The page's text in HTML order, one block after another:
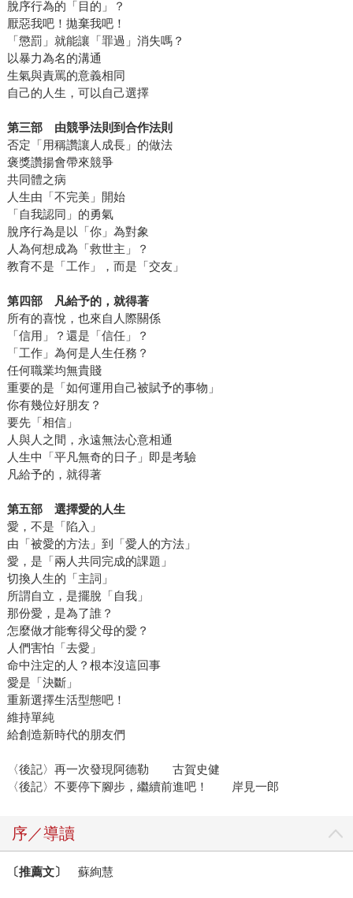
脫序行為的「目的」？
厭惡我吧！拋棄我吧！
「懲罰」就能讓「罪過」消失嗎？
以暴力為名的溝通
生氣與責罵的意義相同
自己的人生，可以自己選擇
第三部 由競爭法則到合作法則
否定「用稱讚讓人成長」的做法
褒獎讚揚會帶來競爭
共同體之病
人生由「不完美」開始
「自我認同」的勇氣
脫序行為是以「你」為對象
人為何想成為「救世主」？
教育不是「工作」，而是「交友」
第四部 凡給予的，就得著
所有的喜悅，也來自人際關係
「信用」？還是「信任」？
「工作」為何是人生任務？
任何職業均無貴賤
重要的是「如何運用自己被賦予的事物」
你有幾位好朋友？
要先「相信」
人與人之間，永遠無法心意相通
人生中「平凡無奇的日子」即是考驗
凡給予的，就得著
第五部 選擇愛的人生
愛，不是「陷入」
由「被愛的方法」到「愛人的方法」
愛，是「兩人共同完成的課題」
切換人生的「主詞」
所謂自立，是擺脫「自我」
那份愛，是為了誰？
怎麼做才能奪得父母的愛？
人們害怕「去愛」
命中注定的人？根本沒這回事
愛是「決斷」
重新選擇生活型態吧！
維持單純
給創造新時代的朋友們
〈後記〉再一次發現阿德勒 古賀史健
〈後記〉不要停下腳步，繼續前進吧！ 岸見一郎
序／導讀
〔推薦文〕 蘇絢慧